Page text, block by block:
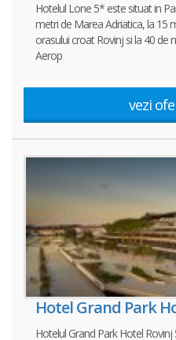
Hotelul Lone 5* este situat in
metri de Marea Adriatica, la 15
orasului croat Rovinj si la 40
Aerop
vezi
Hotel Grand Park
Hotelul Grand Park Hotel